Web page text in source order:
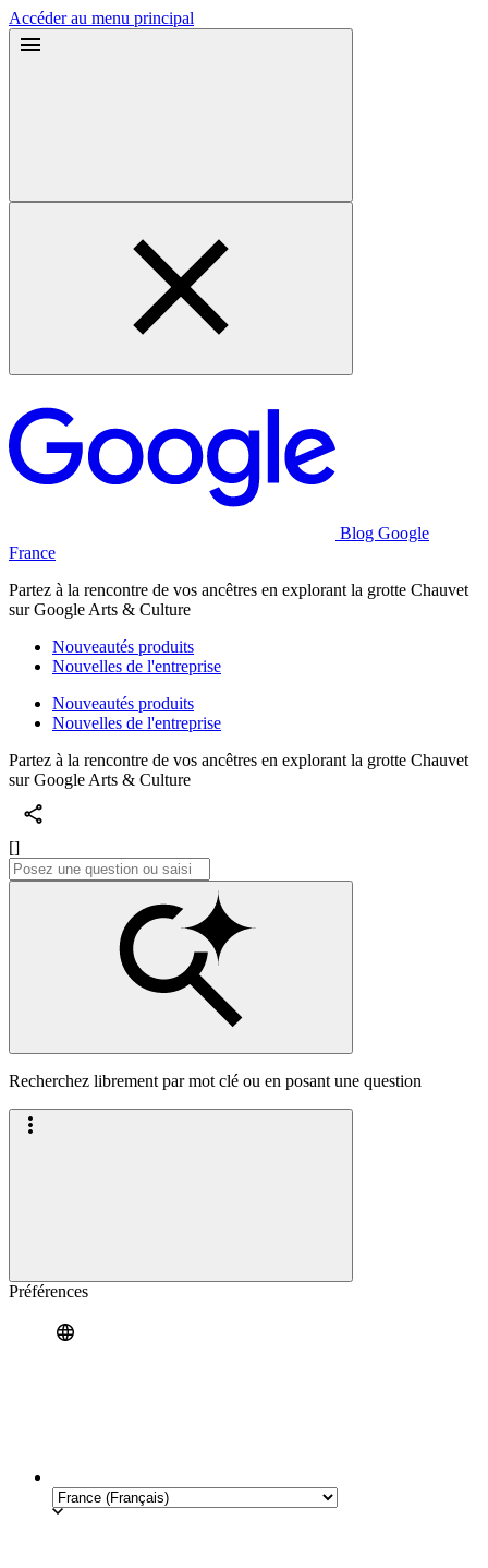
Accéder au menu principal
Blog Google
France
Partez à la rencontre de vos ancêtres en explorant la grotte Chauvet
sur Google Arts & Culture
Nouveautés produits
Nouvelles de l'entreprise
Nouveautés produits
Nouvelles de l'entreprise
Partez à la rencontre de vos ancêtres en explorant la grotte Chauvet
sur Google Arts & Culture
[]
Recherchez librement par mot clé ou en posant une question
Préférences